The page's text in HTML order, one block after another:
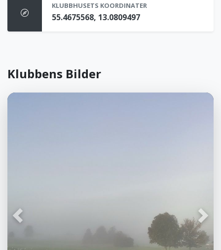
KLUBBHUSETS KOORDINATER
55.4675568, 13.0809497
Klubbens Bilder
Föregående